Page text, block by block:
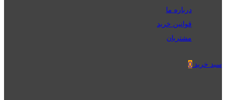
درباره ما
قوانین خرید
مشتریان
سبد خرید 0